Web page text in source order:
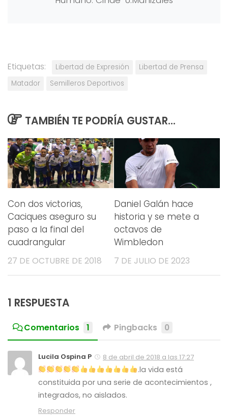
Etiquetas: Libertad de Expresión
Libertad de Prensa
Matador
Semilleros Deportivos
TAMBIÉN TE PODRÍA GUSTAR...
Con dos victorias,
Caciques aseguro su
paso a la final del
cuadrangular
27 DE OCTUBRE DE 2018
Daniel Galán hace
historia y se mete a
octavos de
Wimbledon
7 DE JULIO DE 2023
1 RESPUESTA
Comentarios 1 Pingbacks 0
Lucila Ospina P 8 de abril de 2018 a las 17:27
.la vida está
constituida por una serie de acontecimientos ,
integrados, no aislados.
Responder